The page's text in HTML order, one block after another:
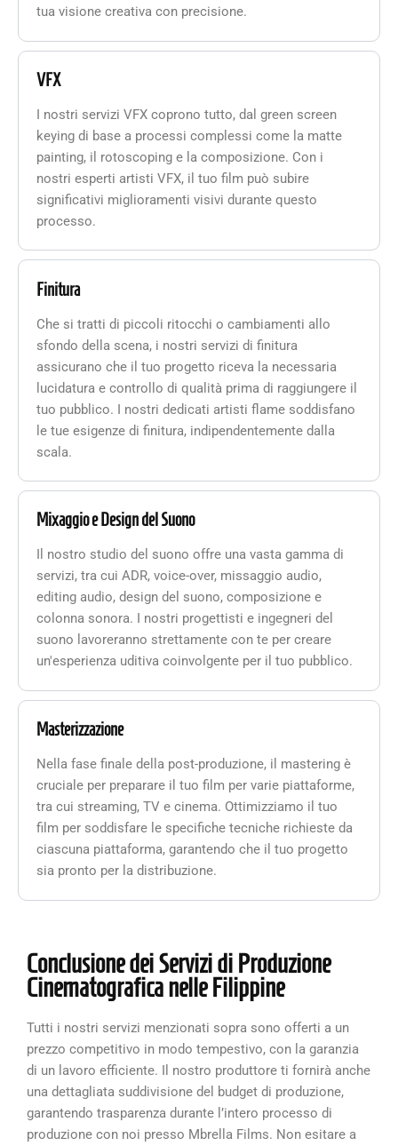
tua visione creativa con precisione.
VFX
I nostri servizi VFX coprono tutto, dal green screen
keying di base a processi complessi come la matte
painting, il rotoscoping e la composizione. Con i
nostri esperti artisti VFX, il tuo film può subire
significativi miglioramenti visivi durante questo
processo.
Finitura
Che si tratti di piccoli ritocchi o cambiamenti allo
sfondo della scena, i nostri servizi di finitura
assicurano che il tuo progetto riceva la necessaria
lucidatura e controllo di qualità prima di raggiungere il
tuo pubblico. I nostri dedicati artisti flame soddisfano
le tue esigenze di finitura, indipendentemente dalla
scala.
Mixaggio e Design del Suono
Il nostro studio del suono offre una vasta gamma di
servizi, tra cui ADR, voice-over, missaggio audio,
editing audio, design del suono, composizione e
colonna sonora. I nostri progettisti e ingegneri del
suono lavoreranno strettamente con te per creare
un'esperienza uditiva coinvolgente per il tuo pubblico.
Masterizzazione
Nella fase finale della post-produzione, il mastering è
cruciale per preparare il tuo film per varie piattaforme,
tra cui streaming, TV e cinema. Ottimizziamo il tuo
film per soddisfare le specifiche tecniche richieste da
ciascuna piattaforma, garantendo che il tuo progetto
sia pronto per la distribuzione.
Conclusione dei Servizi di Produzione
Cinematografica nelle Filippine
Tutti i nostri servizi menzionati sopra sono offerti a un
prezzo competitivo in modo tempestivo, con la garanzia
di un lavoro efficiente. Il nostro produttore ti fornirà anche
una dettagliata suddivisione del budget di produzione,
garantendo trasparenza durante l’intero processo di
produzione con noi presso Mbrella Films. Non esitare a